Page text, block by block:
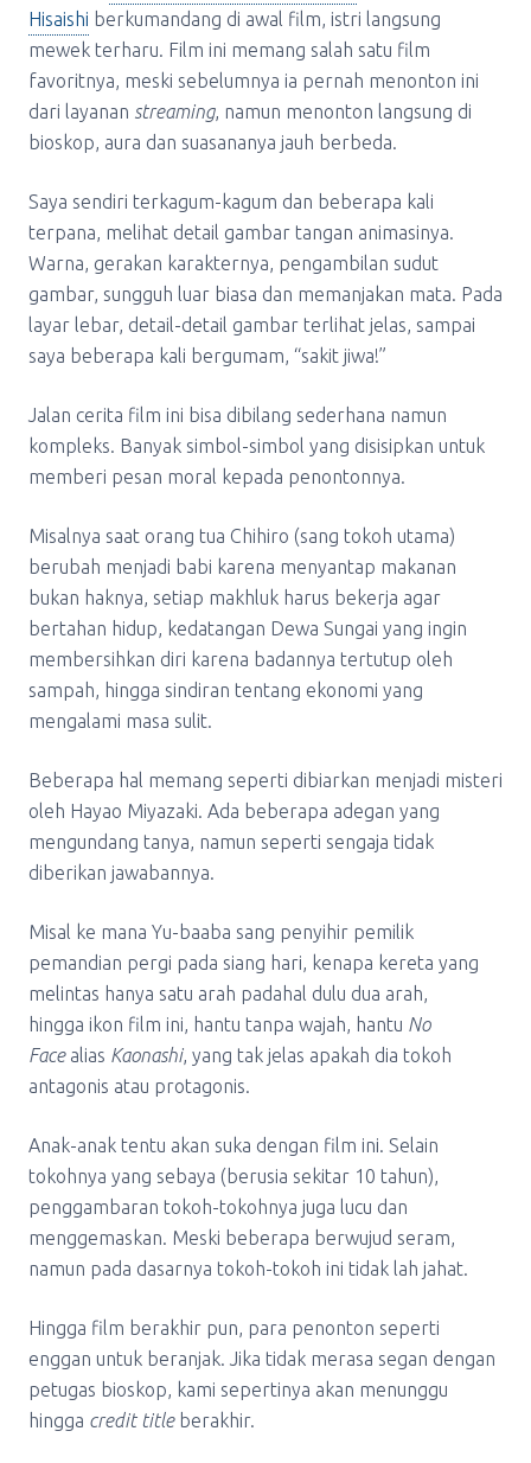
Hisaishi berkumandang di awal film, istri langsung
mewek terharu. Film ini memang salah satu film
favoritnya, meski sebelumnya ia pernah menonton ini
dari layanan streaming, namun menonton langsung di
bioskop, aura dan suasananya jauh berbeda.
Saya sendiri terkagum-kagum dan beberapa kali
terpana, melihat detail gambar tangan animasinya.
Warna, gerakan karakternya, pengambilan sudut
gambar, sungguh luar biasa dan memanjakan mata. Pada
layar lebar, detail-detail gambar terlihat jelas, sampai
saya beberapa kali bergumam, “sakit jiwa!”
Jalan cerita film ini bisa dibilang sederhana namun
kompleks. Banyak simbol-simbol yang disisipkan untuk
memberi pesan moral kepada penontonnya.
Misalnya saat orang tua Chihiro (sang tokoh utama)
berubah menjadi babi karena menyantap makanan
bukan haknya, setiap makhluk harus bekerja agar
bertahan hidup, kedatangan Dewa Sungai yang ingin
membersihkan diri karena badannya tertutup oleh
sampah, hingga sindiran tentang ekonomi yang
mengalami masa sulit.
Beberapa hal memang seperti dibiarkan menjadi misteri
oleh Hayao Miyazaki. Ada beberapa adegan yang
mengundang tanya, namun seperti sengaja tidak
diberikan jawabannya.
Misal ke mana Yu-baaba sang penyihir pemilik
pemandian pergi pada siang hari, kenapa kereta yang
melintas hanya satu arah padahal dulu dua arah,
hingga ikon film ini, hantu tanpa wajah, hantu No
Facealias Kaonashi, yang tak jelas apakah dia tokoh
antagonis atau protagonis.
Anak-anak tentu akan suka dengan film ini. Selain
tokohnya yang sebaya (berusia sekitar 10 tahun),
penggambaran tokoh-tokohnya juga lucu dan
menggemaskan. Meski beberapa berwujud seram,
namun pada dasarnya tokoh-tokoh ini tidak lah jahat.
Hingga film berakhir pun, para penonton seperti
enggan untuk beranjak. Jika tidak merasa segan dengan
petugas bioskop, kami sepertinya akan menunggu
hingga credit titleberakhir.